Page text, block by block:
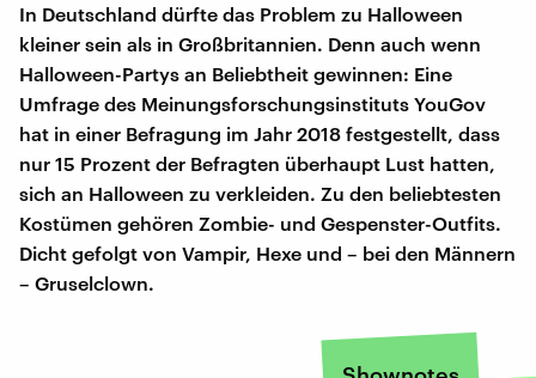
In Deutschland dürfte das Problem zu Halloween
kleiner sein als in Großbritannien. Denn auch wenn
Halloween-Partys an Beliebtheit gewinnen: Eine
Umfrage des Meinungsforschungsinstituts YouGov
hat in einer Befragung im Jahr 2018 festgestellt, dass
nur 15 Prozent der Befragten überhaupt Lust hatten,
sich an Halloween zu verkleiden. Zu den beliebtesten
Kostümen gehören Zombie- und Gespenster-Outfits.
Dicht gefolgt von Vampir, Hexe und – bei den Männern
– Gruselclown.